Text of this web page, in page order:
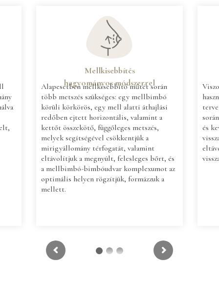
Mellkisebbítés
hagyományos módszerrel
Alapesetben mellkisebbítő műtét során
több metszés szükséges: egy mellbimbó
körüli körkörös, egy mell alatti áthajlási
redőben ejtett horizontális, valamint a
kettőt összekötő, függőleges metszés,
melyek segítségével csökkentjük a
mirigyállomány térfogatát, valamint
eltávolítjuk a megnyúlt, felesleges bőrt, és
a mellbimbó-bimbóudvar komplexumot az
optimális helyen rögzítjük, formázzuk a
mellett.
és